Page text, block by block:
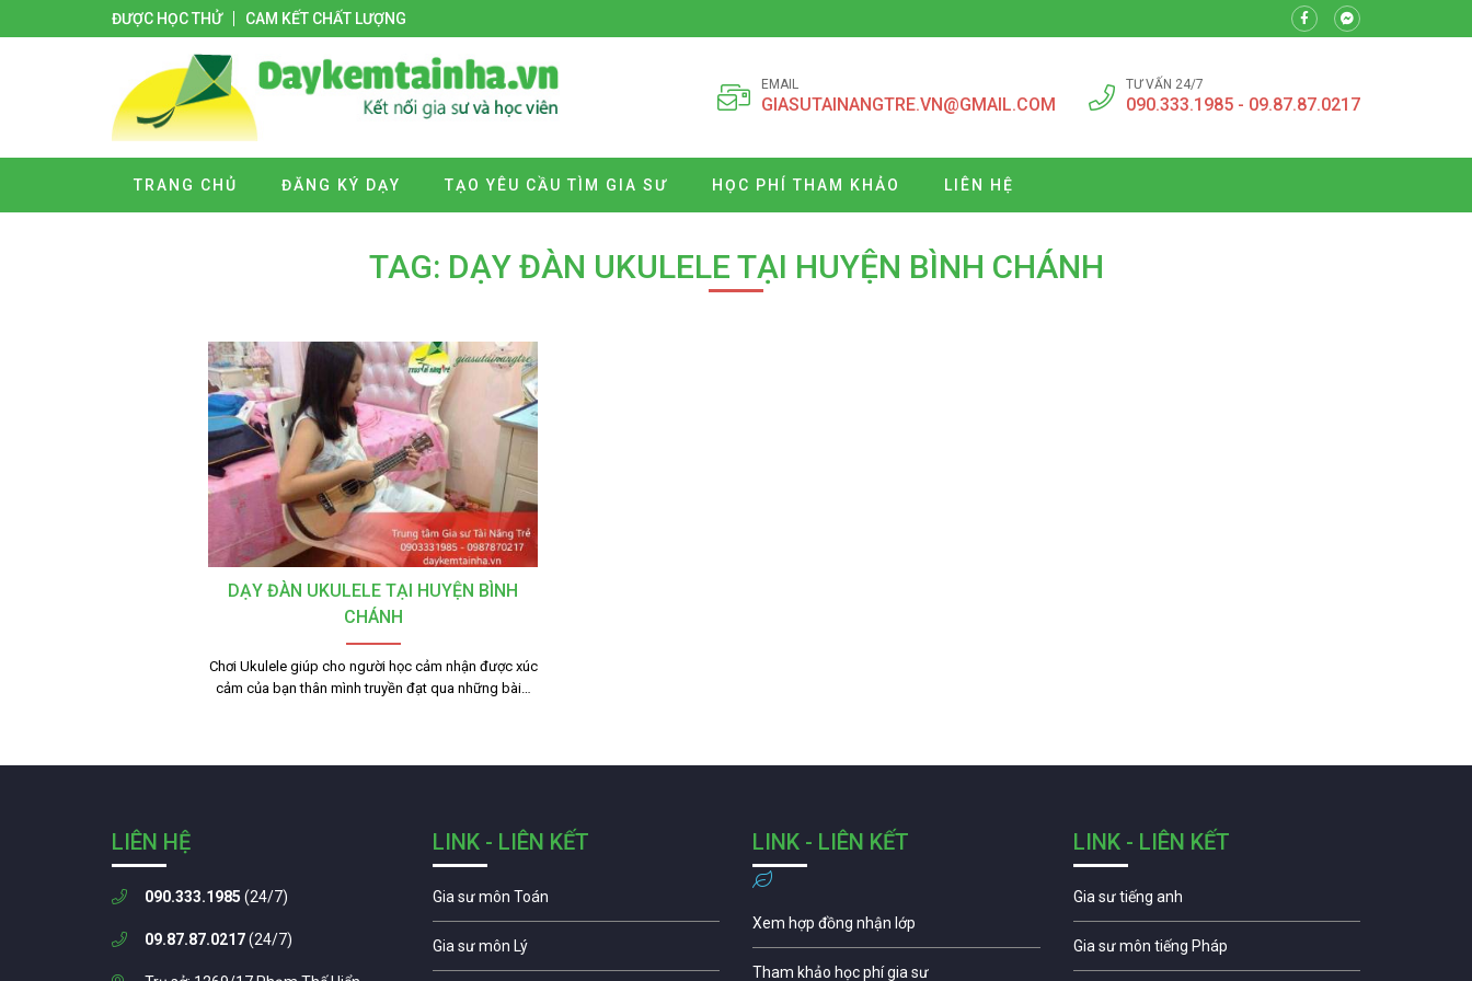
ĐƯỢC HỌC THỬ CAM KẾT CHẤT LƯỢNG
EMAIL
GIASUTAINANGTRE.VN@GMAIL.COM
TƯ VẤN 24/7
090.333.1985 - 09.87.87.0217
TRANG CHỦ ĐĂNG KÝ DẠY TẠO YÊU CẦU TÌM GIA SƯ HỌC PHÍ THAM KHẢO LIÊN HỆ
TAG: DẠY ĐÀN UKULELE TẠI HUYỆN BÌNH CHÁNH
DẠY ĐÀN UKULELE TẠI HUYỆN BÌNH
CHÁNH
Chơi Ukulele giúp cho người học cảm nhận được xúc
cảm của bạn thân mình truyền đạt qua những bài…
LIÊN HỆ
090.333.1985 (24/7)
09.87.87.0217(24/7)
LINK - LIÊN KẾT
Gia sư môn Toán
Gia sư môn Lý
LINK - LIÊN KẾT
Xem hợp đồng nhận lớp
Tham khảo học phí gia sư
LINK - LIÊN KẾT
Gia sư tiếng anh
Gia sư môn tiếng Pháp